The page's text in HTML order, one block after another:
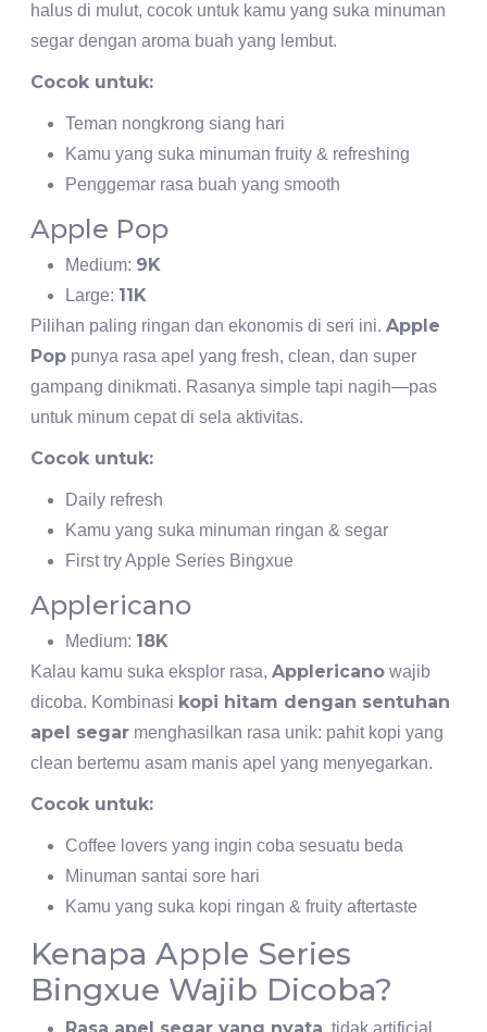
halus di mulut, cocok untuk kamu yang suka minuman
segar dengan aroma buah yang lembut.
Cocok untuk:
Teman nongkrong siang hari
Kamu yang suka minuman fruity & refreshing
Penggemar rasa buah yang smooth
Apple Pop
Medium: 9K
Large: 11K
Pilihan paling ringan dan ekonomis di seri ini. Apple
Pop punya rasa apel yang fresh, clean, dan super
gampang dinikmati. Rasanya simple tapi nagih—pas
untuk minum cepat di sela aktivitas.
Cocok untuk:
Daily refresh
Kamu yang suka minuman ringan & segar
First try Apple Series Bingxue
Applericano
Medium: 18K
Kalau kamu suka eksplor rasa, Applericano wajib
dicoba. Kombinasi kopi hitam dengan sentuhan
apel segar menghasilkan rasa unik: pahit kopi yang
clean bertemu asam manis apel yang menyegarkan.
Cocok untuk:
Coffee lovers yang ingin coba sesuatu beda
Minuman santai sore hari
Kamu yang suka kopi ringan & fruity aftertaste
Kenapa Apple Series
Bingxue Wajib Dicoba?